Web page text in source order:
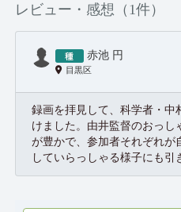
レビュー・感想（1件）
赤池 円
目黒区
録画を拝見して、科学者・中
けました。由井監督のおっし
が豊かで、参加者それぞれが
していらっしゃる様子にも引